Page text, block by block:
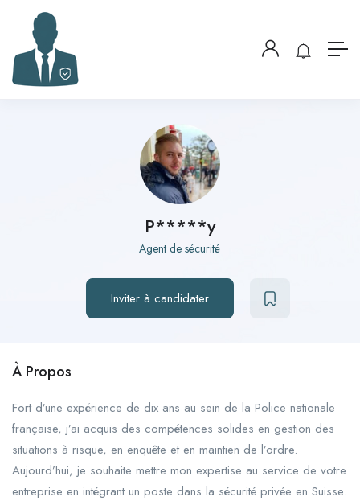
P*****y
Agent de sécurité
Inviter à candidater
À Propos
Fort d’une expérience de dix ans au sein de la Police nationale
française, j’ai acquis des compétences solides en gestion des
situations à risque, en enquête et en maintien de l’ordre.
Aujourd’hui, je souhaite mettre mon expertise au service de votre
entreprise en intégrant un poste dans la sécurité privée en Suisse.